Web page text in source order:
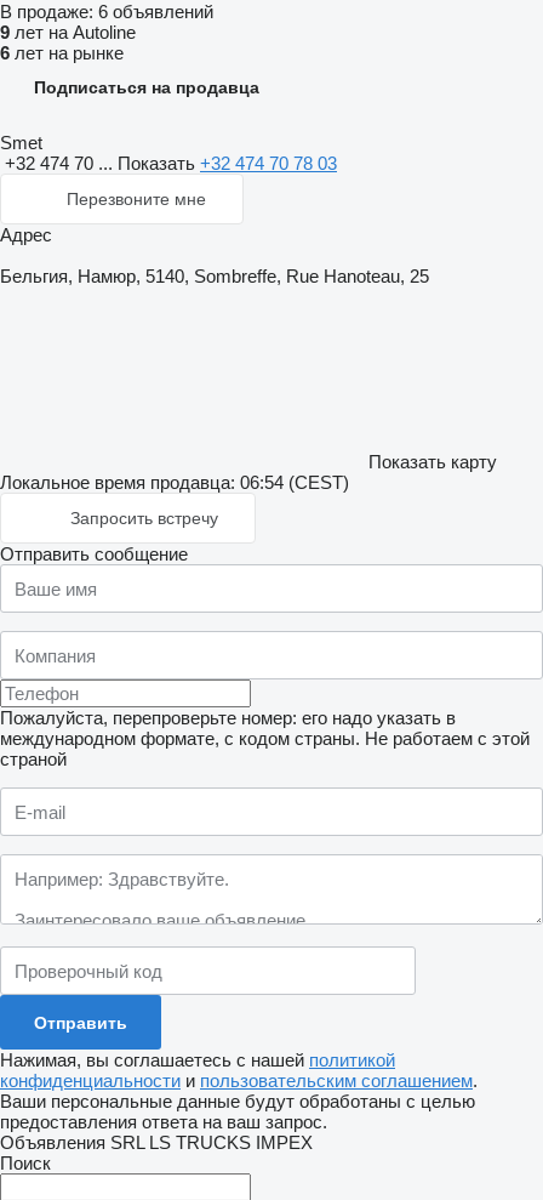
В продаже: 6 объявлений
9 лет на Autoline
6 лет на рынке
Подписаться на продавца
Smet
+32 474 70 ... Показать +32 474 70 78 03
Перезвоните мне
Адрес
Бельгия, Намюр, 5140, Sombreffe, Rue Hanoteau, 25
Показать карту
Локальное время продавца: 06:54 (CEST)
Запросить встречу
Отправить сообщение
Пожалуйста, перепроверьте номер: его надо указать в
международном формате, с кодом страны. Не работаем с этой
страной
Нажимая, вы соглашаетесь с нашей политикой
конфиденциальности и пользовательским соглашением.
Ваши персональные данные будут обработаны с целью
предоставления ответа на ваш запрос.
Объявления SRL LS TRUCKS IMPEX
Поиск